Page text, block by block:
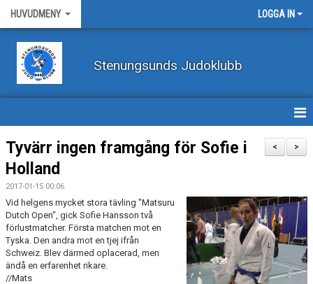
HUVUDMENY LOGGA IN
Stenungsunds Judoklubb
HEM
FÖRBUNDSNYHETER
BILDER
BÖRJA TRÄNA JUDO
BLI MEDLEM
>
<
Tyvärr ingen framgång för Sofie i
Holland
2017-01-15 00:06
Vid helgens mycket stora tävling "Matsuru
Dutch Open", gick Sofie Hansson två
förlustmatcher. Första matchen mot en
Tyska. Den andra mot en tjej ifrån
Schweiz. Blev därmed oplacerad, men
ändå en erfarenhet rikare.
//Mats